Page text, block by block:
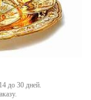
до 30 дней.